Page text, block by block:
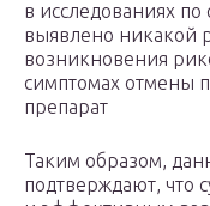
в исследованиях
выявлено никакой
возникновения
симптомах отмены
препарат
Таким образом,
подтверждают, что